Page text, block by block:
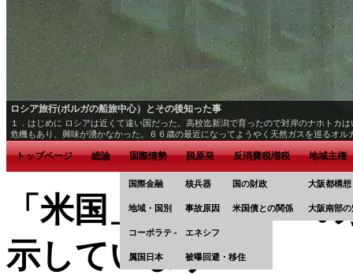
ロシア旅行(ボルガの船旅中心）とその後知った事
１．はじめに ロシアは近くて遠い国だった。高校迄新潟で育ったので対岸のナホトカ
危機もあり、興味が湧かなかった。６６歳の最近になってようやく天然ガスを巡るオ
サンクトペテルブルグまで、途中キジ島等に立ち寄り乍らのボルガ川下り１８００ｋ
期はキエフの方が中心だった）を巡り、一極覇権の崩壊（ドル暴落）を食い止める為
びりしたもので、道中ずっとどこでも観光客で賑わっていてかなり拍子抜けだった。
て感じた様々な事を、ロシア関連の世界史の基礎知識部分を確認し照らし合わせなが
日間。テーマは「ショーロホフ号で行く世界遺産キジ島とロシアの母なる大河ボルガ
て来れたと思う。 ・大韓航空でソウル経由モスクワへ。空港の入国審査は行列は長
建造の船で乗客は２００名余、日本人２１名を除き大半がドイツ人だった。 ・ボル
別荘や教会が点在して見えていた。途中ウグリチ、ヤロスラビ、ゴリツィー、キジ島
いたが、慣れれば特段問題も無く、食事も昼夜ともコースメニューでおいしかったの
が出来て楽しかった。又イベントでドイツ人乗客との歌の交歓会で俄か合唱団員にな
まりないまま開始７日目の朝にサンクトペテルブルグに到着した。 ・サンクトぺテル
トップページ 総論 国際情勢
国際金融
地域・国別
コーポラティズム
属国日本
脱原発
核兵器
事故原因
エネシフ
被曝回避・移住
反消費税増税
国の財政
米国債との関係
地域主権
大阪都構想
大阪南部の
「米国」カテゴリー
示しています